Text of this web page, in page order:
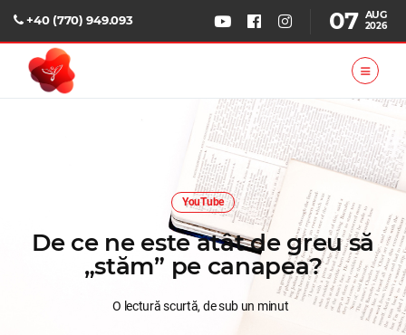
+40 (770) 949.093 07 AUG
2026
YouTube
De ce ne este atât de greu să
„stăm” pe canapea?
O lectură scurtă, de sub un minut